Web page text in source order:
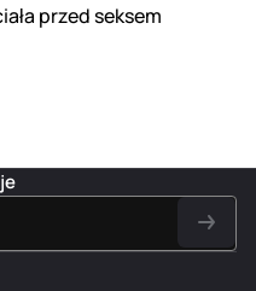
przed seksem